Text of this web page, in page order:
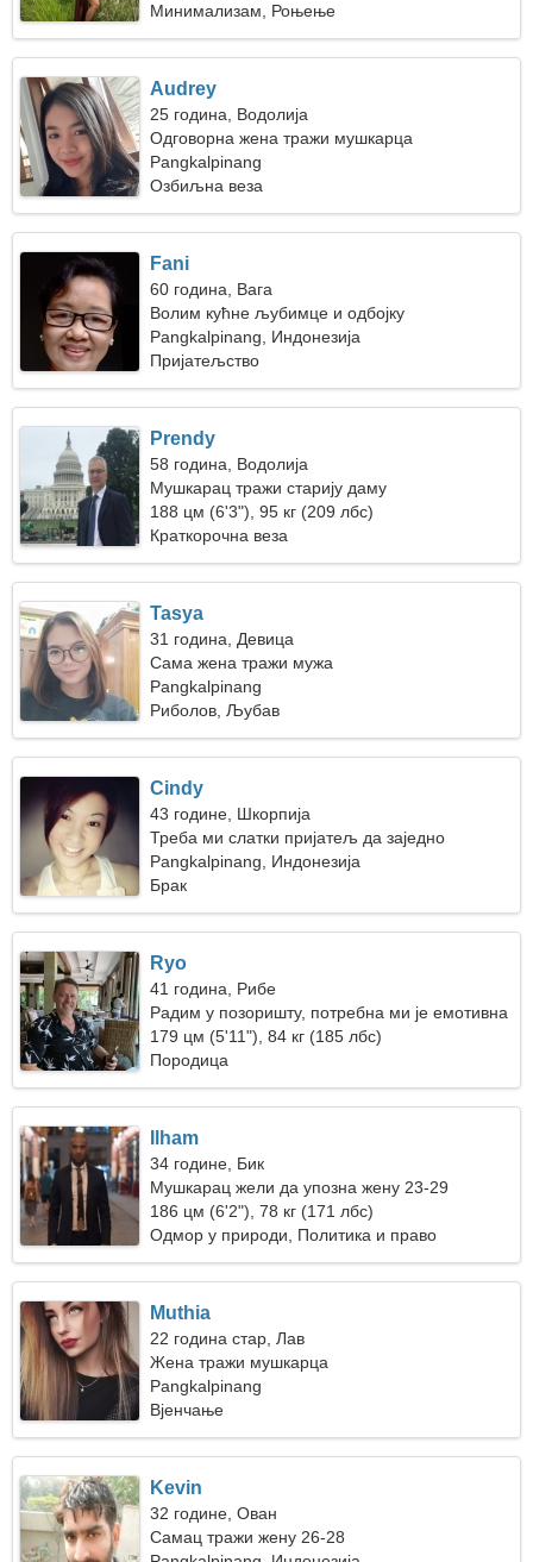
Минимализам, Роњење
Audrey
25 година, Водолија
Одговорна жена тражи мушкарца
Pangkalpinang
Озбиљна веза
Fani
60 година, Вага
Волим кућне љубимце и одбојку
Pangkalpinang, Индонезија
Пријатељство
Prendy
58 година, Водолија
Мушкарац тражи старију даму
188 цм (6'3"), 95 кг (209 лбс)
Краткорочна веза
Tasya
31 година, Девица
Сама жена тражи мужа
Pangkalpinang
Риболов, Љубав
Cindy
43 године, Шкорпија
Треба ми слатки пријатељ да заједно
плешемо
Pangkalpinang, Индонезија
Брак
Ryo
41 година, Рибе
Радим у позоришту, потребна ми је емотивна
жена
179 цм (5'11"), 84 кг (185 лбс)
Породица
Ilham
34 године, Бик
Мушкарац жели да упозна жену 23-29
186 цм (6'2"), 78 кг (171 лбс)
Одмор у природи, Политика и право
Muthia
22 година стар, Лав
Жена тражи мушкарца
Pangkalpinang
Вјенчање
Kevin
32 године, Ован
Самац тражи жену 26-28